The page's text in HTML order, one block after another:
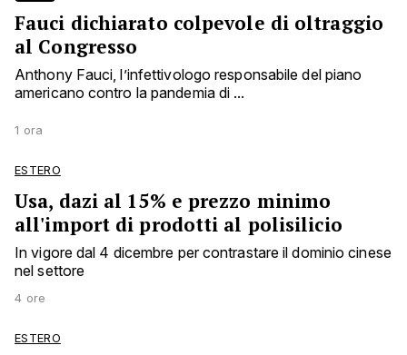
Fauci dichiarato colpevole di oltraggio
al Congresso
Anthony Fauci, l’infettivologo responsabile del piano
americano contro la pandemia di ...
1 ora
ESTERO
Usa, dazi al 15% e prezzo minimo
all'import di prodotti al polisilicio
In vigore dal 4 dicembre per contrastare il dominio cinese
nel settore
4 ore
ESTERO